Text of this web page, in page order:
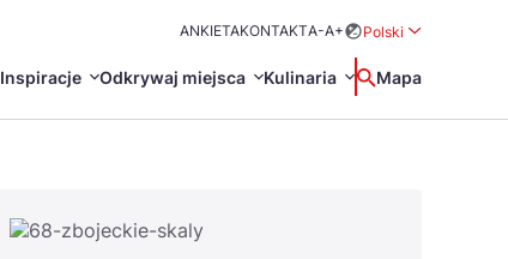
ANKIETAKONTAKTA-A+
Polski
Inspiracje Odkrywaj miejsca Kulinaria Wyszukaj
Mapa
日本語